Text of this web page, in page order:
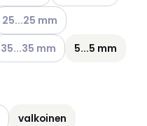
olevat vaihtoehdot
käytettävissä olevat
25...25 mm
olevat vaihtoehdot
käytettävissä olevat
35...35 mm
5...5 mm
vaihtoehdot
vaihtoehdot
olevat
valkoinen